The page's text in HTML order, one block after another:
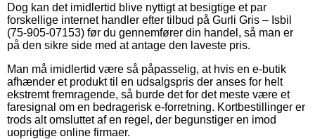
Dog kan det imidlertid blive nyttigt at besigtige et par
forskellige internet handler efter tilbud på Gurli Gris – Isbil
(75-905-07153) før du gennemfører din handel, så man er
på den sikre side med at antage den laveste pris.
Man må imidlertid være så påpasselig, at hvis en e-butik
afhænder et produkt til en udsalgspris der anses for helt
ekstremt fremragende, så burde det for det meste være et
faresignal om en bedragerisk e-forretning. Kortbestillinger er
trods alt omsluttet af en regel, der begunstiger en imod
uoprigtige online firmaer.